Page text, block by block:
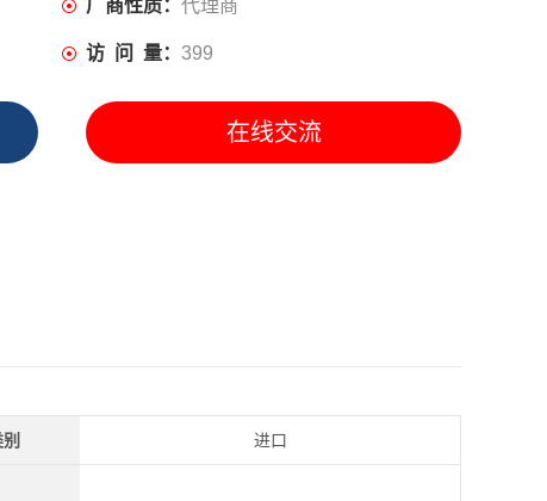
厂商性质： 代理商
访 问 量： 399
在线交流
进口